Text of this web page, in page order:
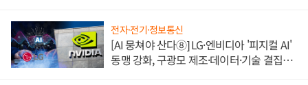
전자·전기·정보통신
[AI 뭉쳐야 산다⑧] LG·엔비디아 '피지컬 AI'
동맹 강화, 구광모 제조·데이터·기술 결집